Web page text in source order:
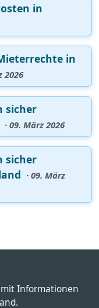
in
in
2026
sicher
· 09. März 2026
sicher
· 09. März
Informationen